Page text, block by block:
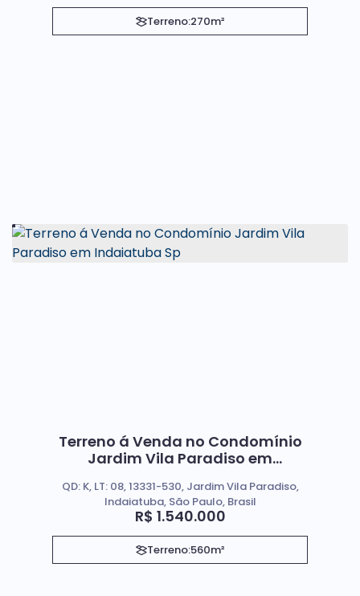
Terreno:270m²
Terreno á Venda no Condomínio
Jardim Vila Paradiso em
R$ 1.540.000
QD: K, LT: 08, 13331-530, Jardim Vila Paradiso,
Indaiatuba, São Paulo, Brasil
Terreno:560m²